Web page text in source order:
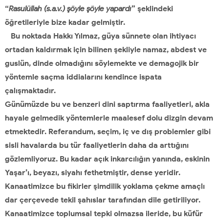
“Rasulüllah (s.a.v.) şöyle şöyle yapardı” şeklindeki
öğretileriyle bize kadar gelmiştir.
Bu noktada Hakkı Yılmaz, güya sünnete olan ihtiyacı
ortadan kaldırmak için bilinen şekliyle namaz, abdest ve
guslün, dinde olmadığını söylemekte ve demagojik bir
yöntemle saçma iddialarını kendince ispata
çalışmaktadır.
Günümüzde bu ve benzeri dini saptırma faaliyetleri, akla
hayale gelmedik yöntemlerle maalesef dolu dizgin devam
etmektedir. Referandum, seçim, iç ve dış problemler gibi
sisli havalarda bu tür faaliyetlerin daha da arttığını
gözlemliyoruz. Bu kadar açık inkarcılığın yanında, eskinin
Yaşar’ı, beyazı, siyahı fethetmiştir, dense yeridir.
Kanaatimizce bu fikirler şimdilik yoklama çekme amaçlı
dar çerçevede tekil şahıslar tarafından dile getiriliyor.
Kanaatimizce toplumsal tepki olmazsa ileride, bu küfür